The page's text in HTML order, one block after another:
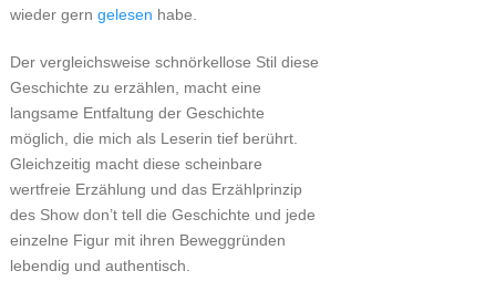
wieder gern gelesen habe.
Der vergleichsweise schnörkellose Stil diese
Geschichte zu erzählen, macht eine
langsame Entfaltung der Geschichte
möglich, die mich als Leserin tief berührt.
Gleichzeitig macht diese scheinbare
wertfreie Erzählung und das Erzählprinzip
des Show don’t tell die Geschichte und jede
einzelne Figur mit ihren Beweggründen
lebendig und authentisch.